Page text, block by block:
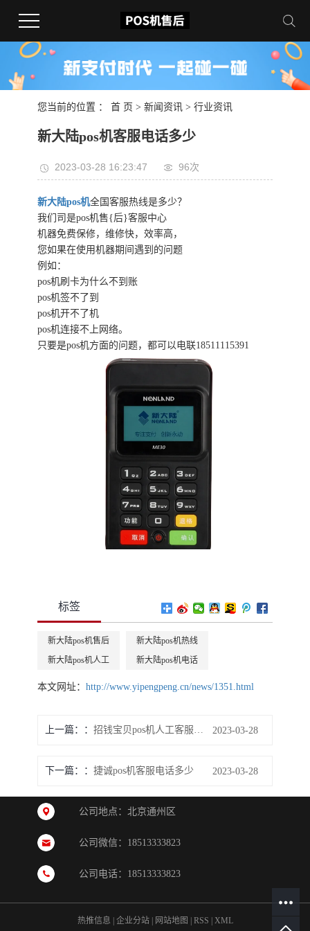
您当前的位置 ： 首 页 > 新闻资讯> 行业资讯
新大陆pos机客服电话多少
2023-03-28 16:23:47 96次
新大陆pos机全国客服热线是多少？
我们司是pos机售{后}客服中心
机器免费保修，维修快，效率高，
您如果在使用机器期间遇到的问题
例如：
pos机刷卡为什么不到账
pos机签不了到
pos机开不了机
pos机连接不上网络。
只要是pos机方面的问题，都可以电联18511115391
标签
新大陆pos机售后
新大陆pos机热线
新大陆pos机人工
新大陆pos机电话
本文网址： http://www.yipengpeng.cn/news/1351.html
上一篇： 招钱宝贝pos机人工客服电话多少？ 2023-03-28
下一篇： 捷诚pos机客服电话多少 2023-03-28
公司地点：北京通州区
公司微信：18513333823
公司电话：18513333823
热推信息 企业分站| 网站地图 RSS XML